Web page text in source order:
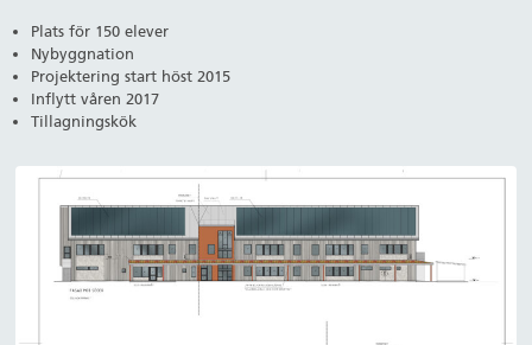
Plats för 150 elever
Nybyggnation
Projektering start höst 2015
Inflytt våren 2017
Tillagningskök